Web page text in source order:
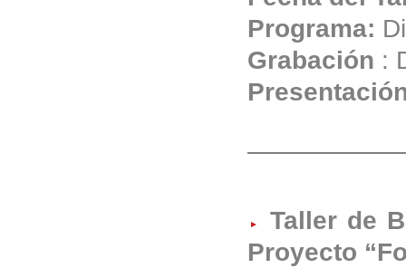
Programa:
Grabación :
Taller de
Proyecto